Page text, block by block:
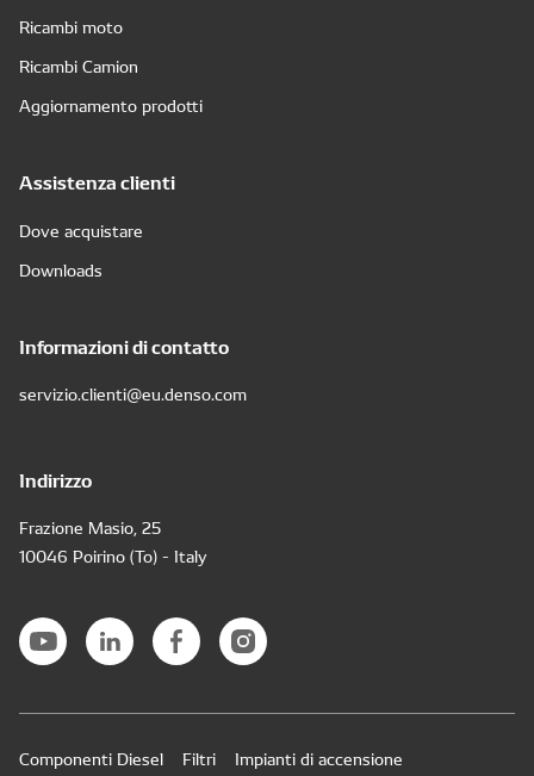
Ricambi moto
Ricambi Camion
Aggiornamento prodotti
Assistenza clienti
Dove acquistare
Downloads
Informazioni di contatto
servizio.clienti@eu.denso.com
Indirizzo
Frazione Masio, 25
10046 Poirino (To) - Italy
Componenti Diesel Filtri Impianti di accensione